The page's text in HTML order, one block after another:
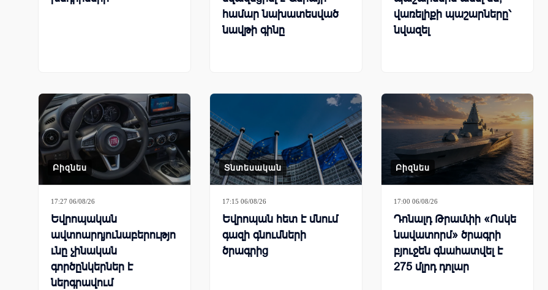
համար նախատեսված
նավթի գինը
վառելիքի պաշարները՝
նվազել
Բիզնես
17:27 06/08/26
Եվրոպական
ավտոարդյունաբերությո
ւնը չինական
գործընկերներ է
ներգրավում
Տնտեսական
17:15 06/08/26
Եվրոպան հետ է մնում
գազի գնումների
ծրագրից
Բիզնես
17:00 06/08/26
Դոնալդ Թրամփի «Ոսկե
նավատորմ» ծրագրի
բյուջեն գնահատվել է
275 մլրդ դոլար